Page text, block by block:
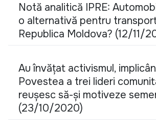
Notă analitică IPRE:
o alternativă pentru
Republica Moldova? (12/11/
Au învățat activismul,
Povestea a trei lideri
reușesc să-și motiveze
(23/10/2020)